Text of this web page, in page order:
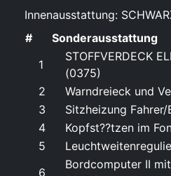
Innenausstattung:
#
Sonderausstattung
1
STOFFVERDECK
(0375)
2
Warndreieck und
3
Sitzheizung
4
Kopfst??tzen im
5
6
Bordcomputer II